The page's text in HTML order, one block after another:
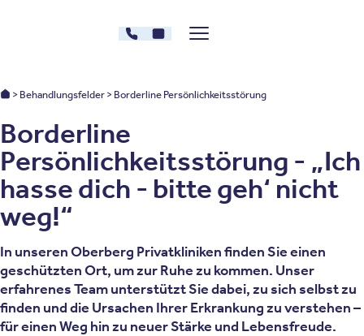
030 - 26478607
Kontakt
Menü zeigen/verstecken
Oberberg Kliniken: Startseite
Behandlungsfelder Borderline Persönlichkeitsstörung
Borderline
Persönlichkeitsstörung - „Ich
hasse dich - bitte geh‘ nicht
weg!“
In unseren Oberberg Privatkliniken finden Sie einen
geschützten Ort, um zur Ruhe zu kommen. Unser
erfahrenes Team unterstützt Sie dabei, zu sich selbst zu
finden und die Ursachen Ihrer Erkrankung zu verstehen –
für einen Weg hin zu neuer Stärke und Lebensfreude.